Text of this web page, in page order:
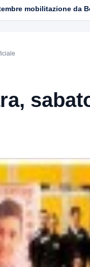
mobilitazione da